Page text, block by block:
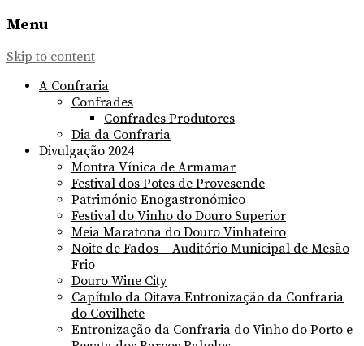
Menu
Skip to content
A Confraria
Confrades
Confrades Produtores
Dia da Confraria
Divulgação 2024
Montra Vínica de Armamar
Festival dos Potes de Provesende
Património Enogastronómico
Festival do Vinho do Douro Superior
Meia Maratona do Douro Vinhateiro
Noite de Fados – Auditório Municipal de Mesão
Frio
Douro Wine City
Capítulo da Oitava Entronização da Confraria
do Covilhete
Entronização da Confraria do Vinho do Porto e